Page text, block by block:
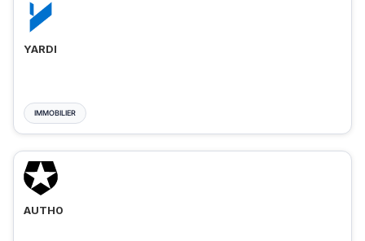
YARDI
IMMOBILIER
AUTH0